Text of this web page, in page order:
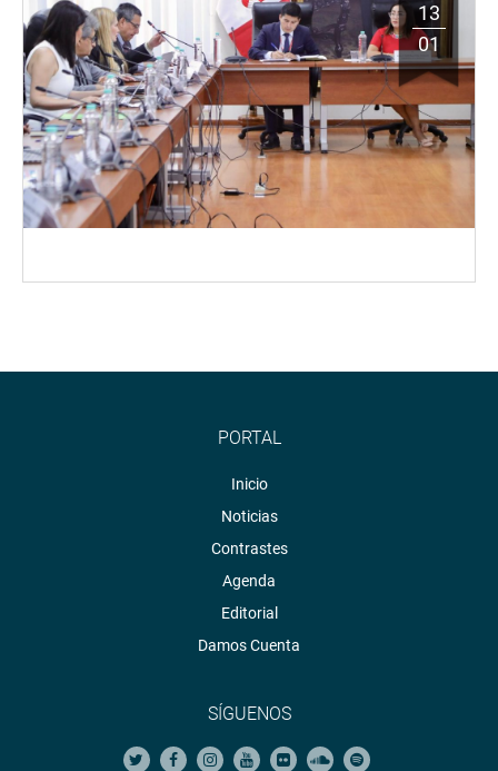
13
01
PORTAL
Inicio
Noticias
Contrastes
Agenda
Editorial
Damos Cuenta
SÍGUENOS